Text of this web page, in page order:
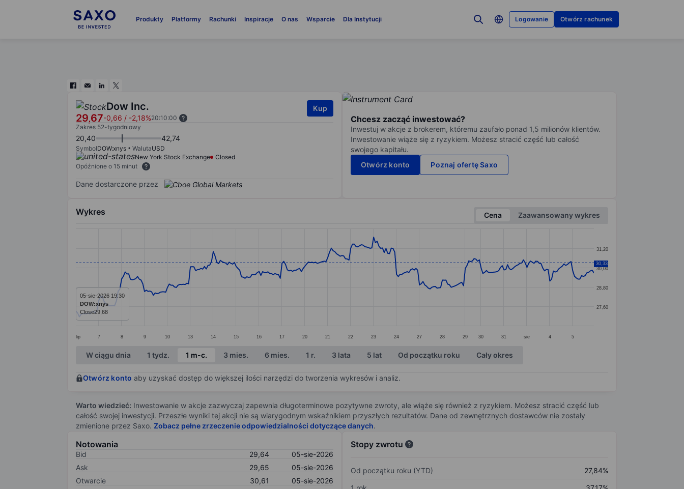
Produkty Platformy Rachunki Inspiracje O nas Wsparcie Dla Instytucji Logowanie Otwórz rachunek
Dow Inc.
29,67-0,66 / -2,18%20:10:00
Kup
Zakres 52-tygodniowy
20,40 42,74
SymbolDOW:xnys WalutaUSD
New York Stock Exchange
Closed
Opóźnione o 15 minut
Dane dostarczone przez
Chcesz zacząć inwestować?
Inwestuj w akcje z brokerem, któremu zaufało ponad 1,5 milionów klientów.
Inwestowanie wiąże się z ryzykiem. Możesz stracić część lub całość
swojego kapitału.
Otwórz konto
Poznaj ofertę Saxo
Wykres Cena
Zaawansowany wykres
The chart has 1 X axis displaying categories.
The chart has 1 Y axis displaying values. Data ranges from 26.95 to 31.89.
lip 7 8 9 10 13 14 15 16 17 20 21 22 23 24 27 28 29 30 31 sie 4 5
27,60
28,80
30,00
31,20
30,33
05-sie-2026 19:30
DOW:xnys
Close29,68
End of interactive chart.
W ciągu dnia 1 tydz. 1 m-c. 3 mies. 6 mies. 1 r. 3 lata 5 lat Od początku roku Cały okres
Otwórz konto aby uzyskać dostęp do większej ilości narzędzi do tworzenia wykresów i analiz.
Warto wiedzieć: Inwestowanie w akcje zazwyczaj zapewnia długoterminowe pozytywne zwroty, ale wiąże się również z ryzykiem. Możesz stracić część lub
całość swojej inwestycji. Przeszłe wyniki tej akcji nie są wiarygodnym wskaźnikiem przyszłych rezultatów. Dane od zewnętrznych dostawców nie zostały
zmienione przez Saxo. Zobacz pełne zrzeczenie odpowiedzialności dotyczące danych.
Notowania
Bid 29,64
05-sie-2026
Ask
29,65
05-sie-2026
Otwarcie
30,61
05-sie-2026
Stopy zwrotu
Od początku roku (YTD)
27,84%